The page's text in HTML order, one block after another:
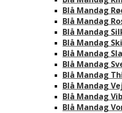
Blå Mandag
Blå Mandag
Blå Mandag
Blå Mandag
Blå Mandag
Blå Mandag
Blå Mandag
Blå Mandag
Blå Mandag
Blå Mandag